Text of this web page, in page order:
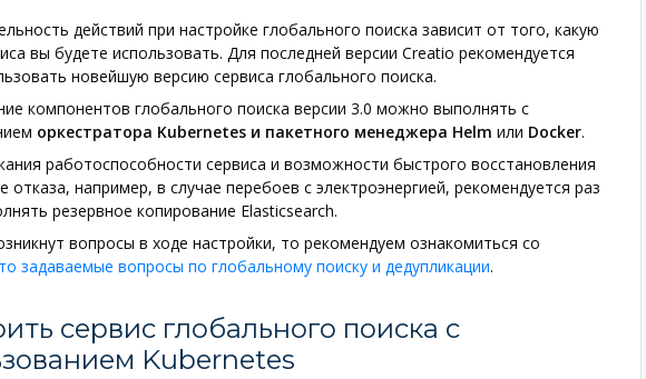
действий при настройке глобального поиска зависит от того, какую
вы будете использовать. Для последней версии Creatio рекомендуется
новейшую версию сервиса глобального поиска.
компонентов глобального поиска версии 3.0 можно выполнять с
оркестратора Kubernetes и пакетного менеджера Helm или Docker.
работоспособности сервиса и возможности быстрого восстановления
отказа, например, в случае перебоев с электроэнергией, рекомендуется раз
резервное копирование Elasticsearch.
вопросы в ходе настройки, то рекомендуем ознакомиться со
задаваемые вопросы по глобальному поиску и дедупликации.
сервис глобального поиска с
Kubernetes